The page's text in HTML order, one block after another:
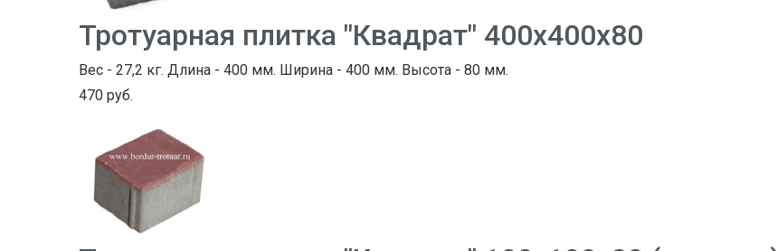
Тротуарная плитка "Квадрат" 400х400х80
Вес - 27,2 кг. Длина - 400 мм. Ширина - 400 мм. Высота - 80 мм.
470 руб.